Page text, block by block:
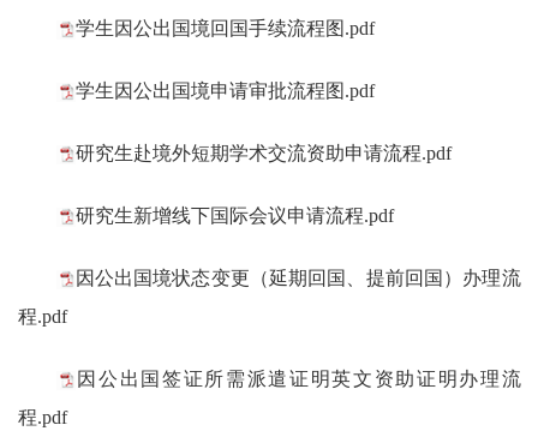
学生因公出国境回国手续流程图.pdf
学生因公出国境申请审批流程图.pdf
研究生赴境外短期学术交流资助申请流程.pdf
研究生新增线下国际会议申请流程.pdf
因公出国境状态变更（延期回国、提前回国）办理流
程.pdf
因公出国签证所需派遣证明英文资助证明办理流
程.pdf